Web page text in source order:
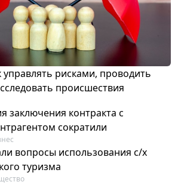
управлять рисками, проводить
происшествия
заключения контракта с
сократили
вопросы использования с/х
туризма